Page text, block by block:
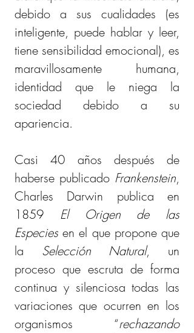
debido a sus cualidades (es
inteligente, puede hablar y leer,
tiene sensibilidad emocional), es
maravillosamente humana,
identidad que le niega la
sociedad debido a su
apariencia.
Casi 40 años después de
haberse publicado Frankenstein,
Charles Darwin publica en
1859 El Origen de las
Especies en el que propone que
la Selección Natural, un
proceso que escruta de forma
continua y silenciosa todas las
variaciones que ocurren en los
organismos “rechazando